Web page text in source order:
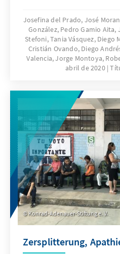
Independencia del Perú
prospectiva en distintos
relación entre ambos
Josefina del Prado, José
González, Pedro Gamio
Stefoni, Tania Vásquez, Diego
Cristián Ovando, Diego
Valencia, Jorge Montoya,
abril de 2020
Konrad-Adenauer-Stiftung e. V.
Zersplitterung,